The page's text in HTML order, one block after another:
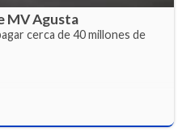
MV Agusta
cerca de 40 millones de